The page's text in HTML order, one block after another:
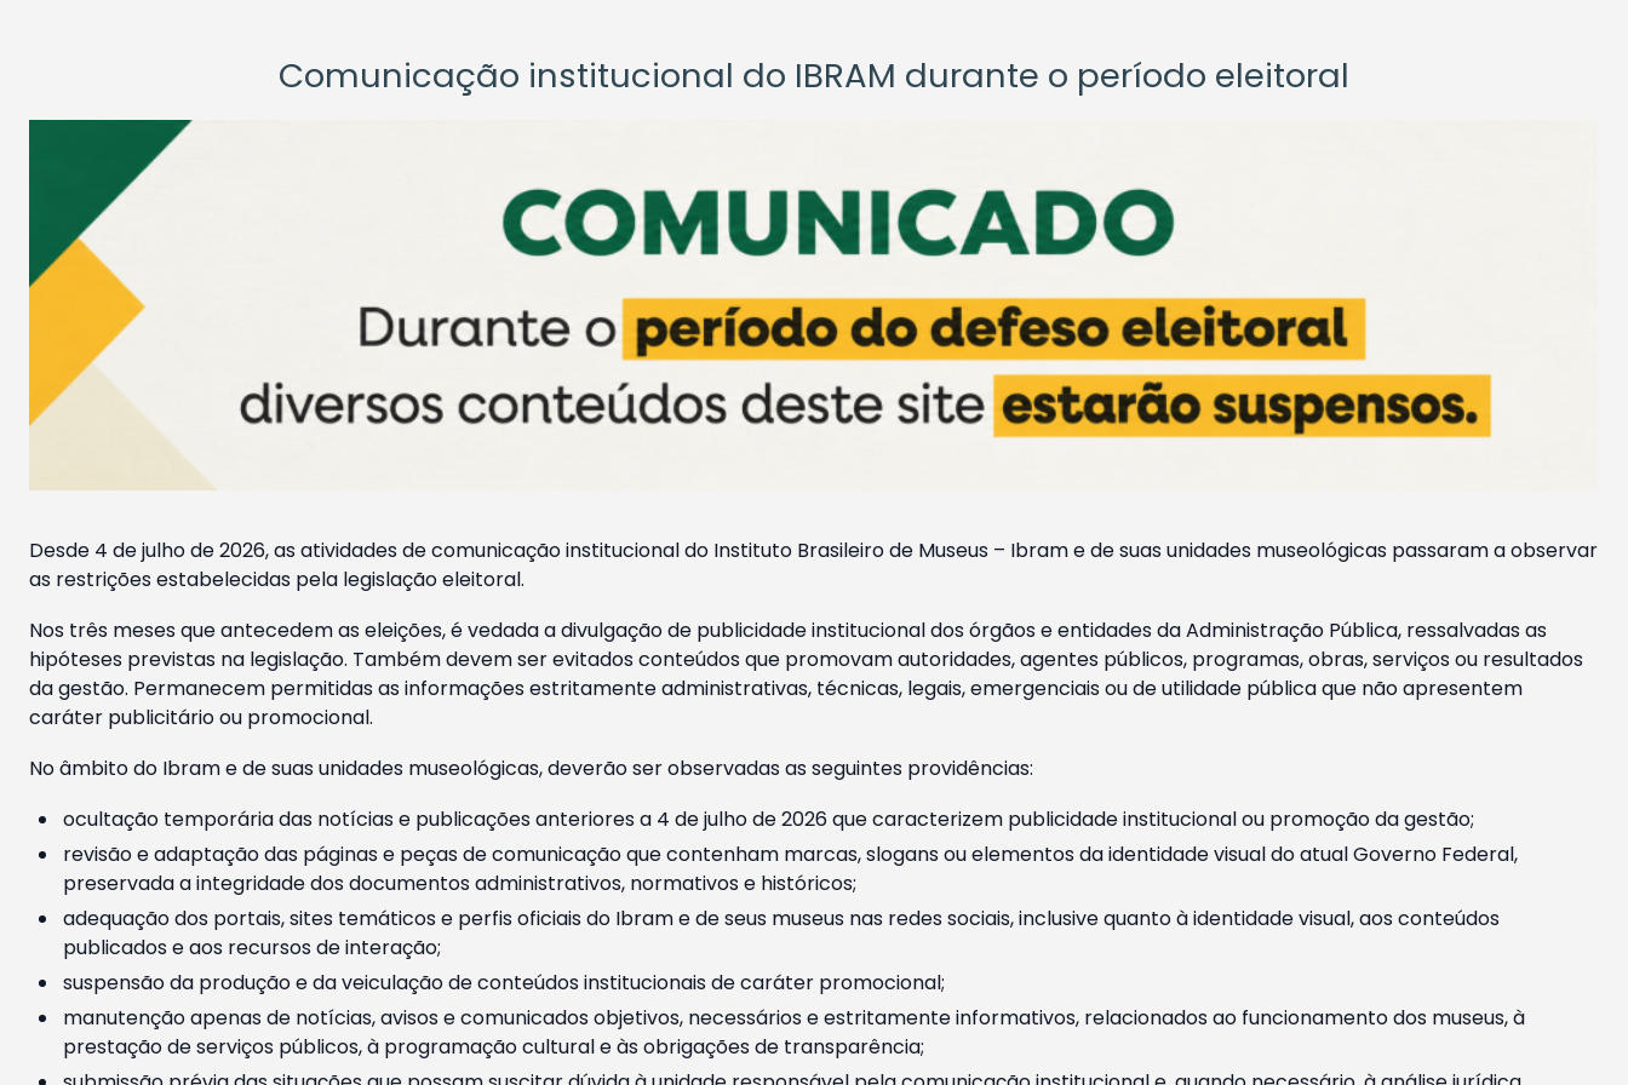
Comunicação institucional do IBRAM durante o período eleitoral
Desde 4 de julho de 2026, as atividades de comunicação institucional do Instituto Brasileiro de Museus – Ibram e de suas unidades museológicas passaram a observar
as restrições estabelecidas pela legislação eleitoral.
Nos três meses que antecedem as eleições, é vedada a divulgação de publicidade institucional dos órgãos e entidades da Administração Pública, ressalvadas as
hipóteses previstas na legislação. Também devem ser evitados conteúdos que promovam autoridades, agentes públicos, programas, obras, serviços ou resultados
da gestão. Permanecem permitidas as informações estritamente administrativas, técnicas, legais, emergenciais ou de utilidade pública que não apresentem
caráter publicitário ou promocional.
No âmbito do Ibram e de suas unidades museológicas, deverão ser observadas as seguintes providências:
ocultação temporária das notícias e publicações anteriores a 4 de julho de 2026 que caracterizem publicidade institucional ou promoção da gestão;
revisão e adaptação das páginas e peças de comunicação que contenham marcas, slogans ou elementos da identidade visual do atual Governo Federal,
preservada a integridade dos documentos administrativos, normativos e históricos;
adequação dos portais, sites temáticos e perfis oficiais do Ibram e de seus museus nas redes sociais, inclusive quanto à identidade visual, aos conteúdos
publicados e aos recursos de interação;
suspensão da produção e da veiculação de conteúdos institucionais de caráter promocional;
manutenção apenas de notícias, avisos e comunicados objetivos, necessários e estritamente informativos, relacionados ao funcionamento dos museus, à
prestação de serviços públicos, à programação cultural e às obrigações de transparência;